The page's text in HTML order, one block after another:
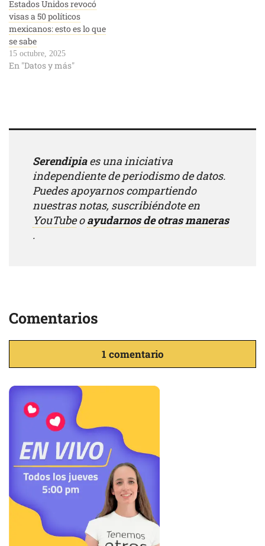
Estados Unidos revocó
visas a 50 políticos
mexicanos: esto es lo que
se sabe
15 octubre, 2025
En "Datos y más"
Serendipiaes una iniciativa
independiente de periodismo de datos.
Puedes apoyarnos compartiendo
nuestras notas, suscribiéndote en
YouTubeoayudarnos de otras maneras
.
Comentarios
1 comentario